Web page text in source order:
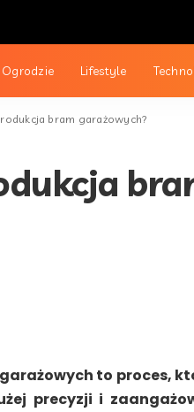
Ogrodzie Lifestyle
bram garażowych?
to proces,
precyzji i